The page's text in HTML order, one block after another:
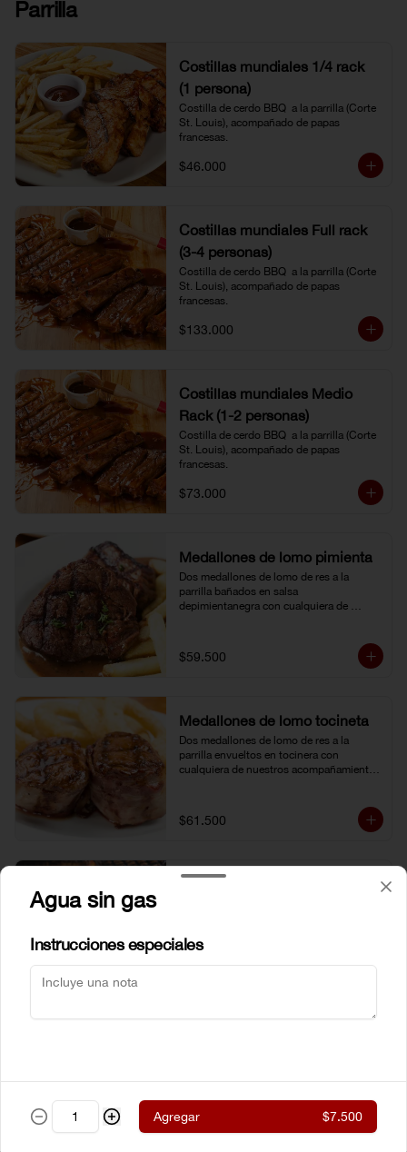
Parrilla
Costillas mundiales 1/4 rack
(1 persona)
Costilla de cerdo BBQ  a la parrilla (Corte
St. Louis), acompañado de papas
francesas.
$46.000
Costillas mundiales Full rack
(3-4 personas)
Costilla de cerdo BBQ  a la parrilla (Corte
St. Louis), acompañado de papas
francesas.
$133.000
Costillas mundiales Medio
Rack (1-2 personas)
Costilla de cerdo BBQ  a la parrilla (Corte
St. Louis), acompañado de papas
francesas.
$73.000
Medallones de lomo pimienta
Dos medallones de lomo de res a la
parrilla bañados en salsa
depimientanegra con cualquiera de
$59.500
Medallones de lomo tocineta
Dos medallones de lomo de res a la
parrilla envueltos en tocinera con
cualquiera de nuestros acompañamientos
$61.500
Beef ® al estilo neoyorkino, acompañado
de nuestros acompañamientos y
Agua sin gas
Instrucciones especiales
Agregar $7.500